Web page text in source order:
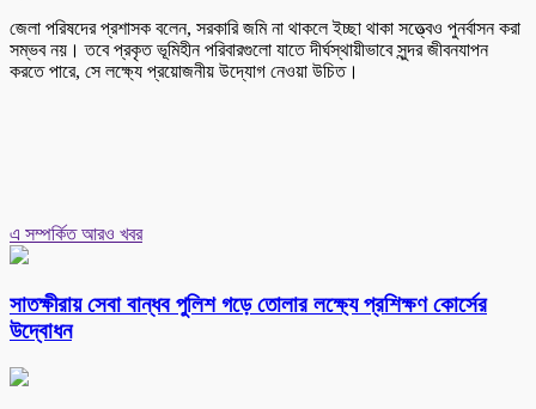
জেলা পরিষদের প্রশাসক বলেন, সরকারি জমি না থাকলে ইচ্ছা থাকা সত্ত্বেও পুনর্বাসন করা
সম্ভব নয়। তবে প্রকৃত ভূমিহীন পরিবারগুলো যাতে দীর্ঘস্থায়ীভাবে সুন্দর জীবনযাপন
করতে পারে, সে লক্ষ্যে প্রয়োজনীয় উদ্যোগ নেওয়া উচিত।
এ সম্পর্কিত আরও খবর
সাতক্ষীরায় সেবা বান্ধব পুলিশ গড়ে তোলার লক্ষ্যে প্রশিক্ষণ কোর্সের
উদ্বোধন